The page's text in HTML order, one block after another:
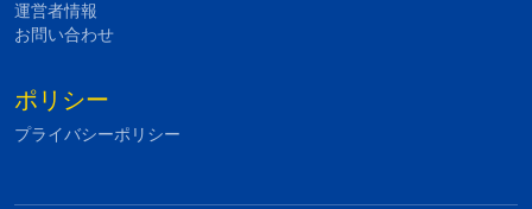
運営者情報
お問い合わせ
ポリシー
プライバシーポリシー